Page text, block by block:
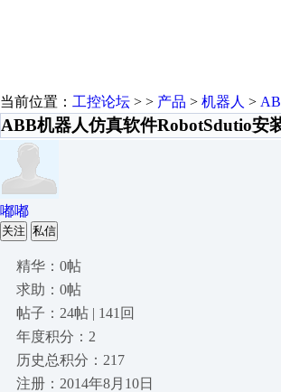
当前位置： 工控论坛 > > 产品 > 机器人 >
ABB机器人仿真软件RobotSdutio安
嘟嘟
关注 私信
精华：0帖
求助：0帖
帖子：24帖 | 141回
年度积分：2
历史总积分：217
注册：2014年8月10日